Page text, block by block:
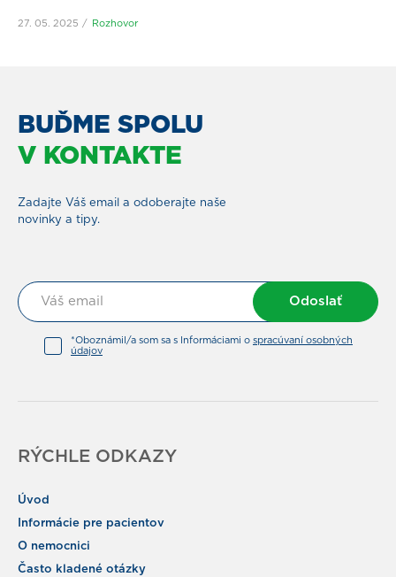
27. 05. 2025 Rozhovor
BUĎME SPOLU
V KONTAKTE
Zadajte Váš email a odoberajte naše
novinky a tipy.
Odoslať
*Oboznámil/a som sa s Informáciami o spracúvaní osobných
údajov
RÝCHLE ODKAZY
Úvod
Informácie pre pacientov
O nemocnici
Často kladené otázky